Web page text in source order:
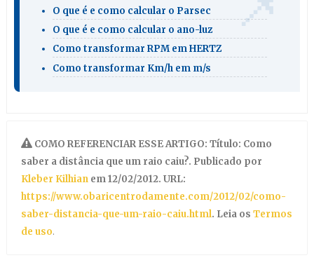
O que é e como calcular o Parsec
O que é e como calcular o ano-luz
Como transformar RPM em HERTZ
Como transformar Km/h em m/s
COMO REFERENCIAR ESSE ARTIGO: Título: Como
saber a distância que um raio caiu?. Publicado por
Kleber Kilhian em 12/02/2012. URL:
https://www.obaricentrodamente.com/2012/02/como-
saber-distancia-que-um-raio-caiu.html. Leia os Termos
de uso.